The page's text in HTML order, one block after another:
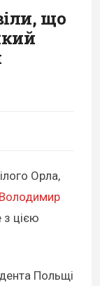
що
Орла,
з цією
Польщі